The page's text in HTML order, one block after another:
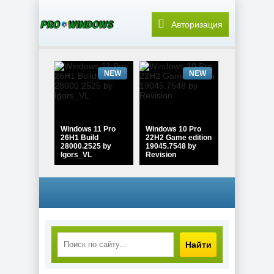
Авторизация
Windows 11 Pro
26H1 Build
28000.2525 by
Igors_VL
NEW
Windows 10 Pro
22H2 Game edition
19045.7548 by
Revision
NEW
Windows 10 Pro
Найти